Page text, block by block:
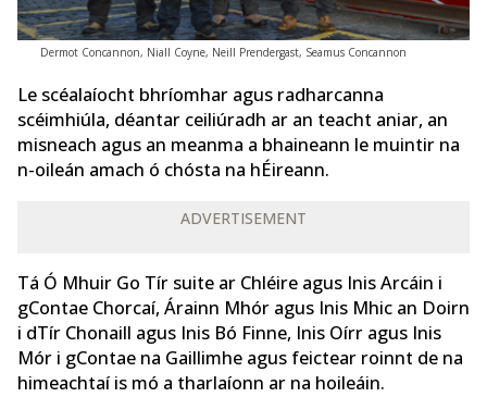
Dermot Concannon, Niall Coyne, Neill Prendergast, Seamus Concannon
Le scéalaíocht bhríomhar agus radharcanna
scéimhiúla, déantar ceiliúradh ar an teacht aniar, an
misneach agus an meanma a bhaineann le muintir na
n-oileán amach ó chósta na hÉireann.
ADVERTISEMENT
Tá Ó Mhuir Go Tír suite ar Chléire agus Inis Arcáin i
gContae Chorcaí, Árainn Mhór agus Inis Mhic an Doirn
i dTír Chonaill agus Inis Bó Finne, Inis Oírr agus Inis
Mór i gContae na Gaillimhe agus feictear roinnt de na
himeachtaí is mó a tharlaíonn ar na hoileáin.